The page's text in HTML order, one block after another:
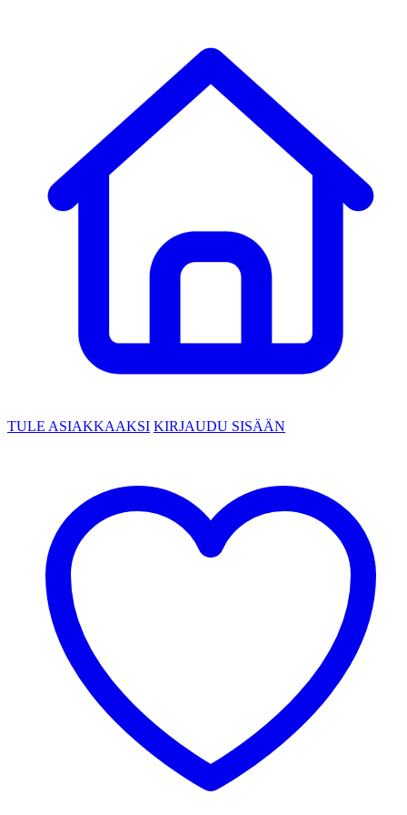
TULE ASIAKKAAKSI KIRJAUDU SISÄÄN